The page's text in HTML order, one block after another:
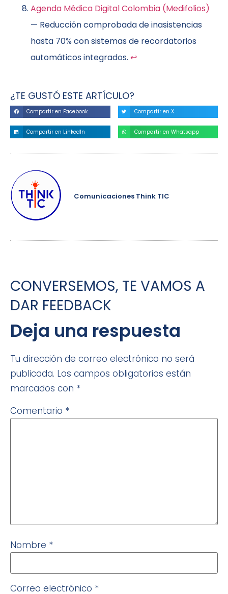
Agenda Médica Digital Colombia (Medifolios)
— Reducción comprobada de inasistencias
hasta 70% con sistemas de recordatorios
automáticos integrados. ↩
¿TE GUSTÓ ESTE ARTÍCULO?
Compartir en Facebook Compartir en X
Compartir en LinkedIn Compartir en Whatsapp
Comunicaciones Think TIC
CONVERSEMOS, TE VAMOS A
DAR FEEDBACK
Deja una respuesta
Tu dirección de correo electrónico no será
publicada. Los campos obligatorios están
marcados con *
Comentario *
Nombre *
Correo electrónico *